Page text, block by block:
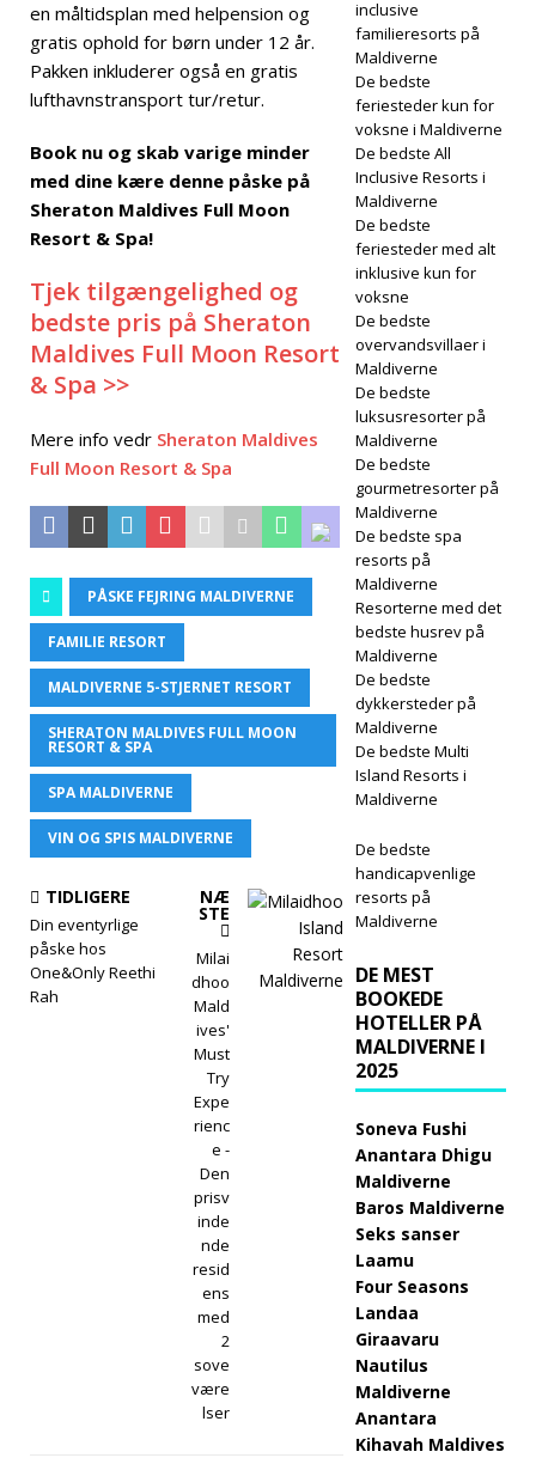
en måltidsplan med helpension og
gratis ophold for børn under 12 år.
Pakken inkluderer også en gratis
lufthavnstransport tur/retur.
Book nu og skab varige minder
med dine kære denne påske på
Sheraton Maldives Full Moon
Resort & Spa!
Tjek tilgængelighed og
bedste pris på Sheraton
Maldives Full Moon Resort
& Spa >>
Mere info vedr Sheraton Maldives
Full Moon Resort & Spa
PÅSKE FEJRING MALDIVERNE
FAMILIE RESORT
MALDIVERNE 5-STJERNET RESORT
SHERATON MALDIVES FULL MOON
RESORT & SPA
SPA MALDIVERNE
VIN OG SPIS MALDIVERNE
TIDLIGERE
Din eventyrlige
påske hos
One&Only Reethi
Rah
NÆ
STE
Milai
dhoo
Mald
ives'
Must
Try
Expe
rienc
e -
Den
prisv
inde
nde
resid
ens
med
2
sove
være
lser
inclusive
familieresorts på
Maldiverne
De bedste
feriesteder kun for
voksne i Maldiverne
De bedste All
Inclusive Resorts i
Maldiverne
De bedste
feriesteder med alt
inklusive kun for
voksne
De bedste
overvandsvillaer i
Maldiverne
De bedste
luksusresorter på
Maldiverne
De bedste
gourmetresorter på
Maldiverne
De bedste spa
resorts på
Maldiverne
Resorterne med det
bedste husrev på
Maldiverne
De bedste
dykkersteder på
Maldiverne
De bedste Multi
Island Resorts i
Maldiverne
De bedste
handicapvenlige
resorts på
Maldiverne
DE MEST
BOOKEDE
HOTELLER PÅ
MALDIVERNE I
2025
Soneva Fushi
Anantara Dhigu
Maldiverne
Baros Maldiverne
Seks sanser
Laamu
Four Seasons
Landaa
Giraavaru
Nautilus
Maldiverne
Anantara
Kihavah Maldives